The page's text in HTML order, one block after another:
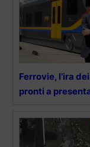
Ferrovie, l’ira
pronti a